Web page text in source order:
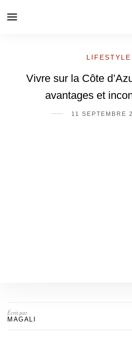
LIFESTYLE
Vivre sur la Côte
avantages et
11 SEPTEMBRE
Écrit par
MAGALI